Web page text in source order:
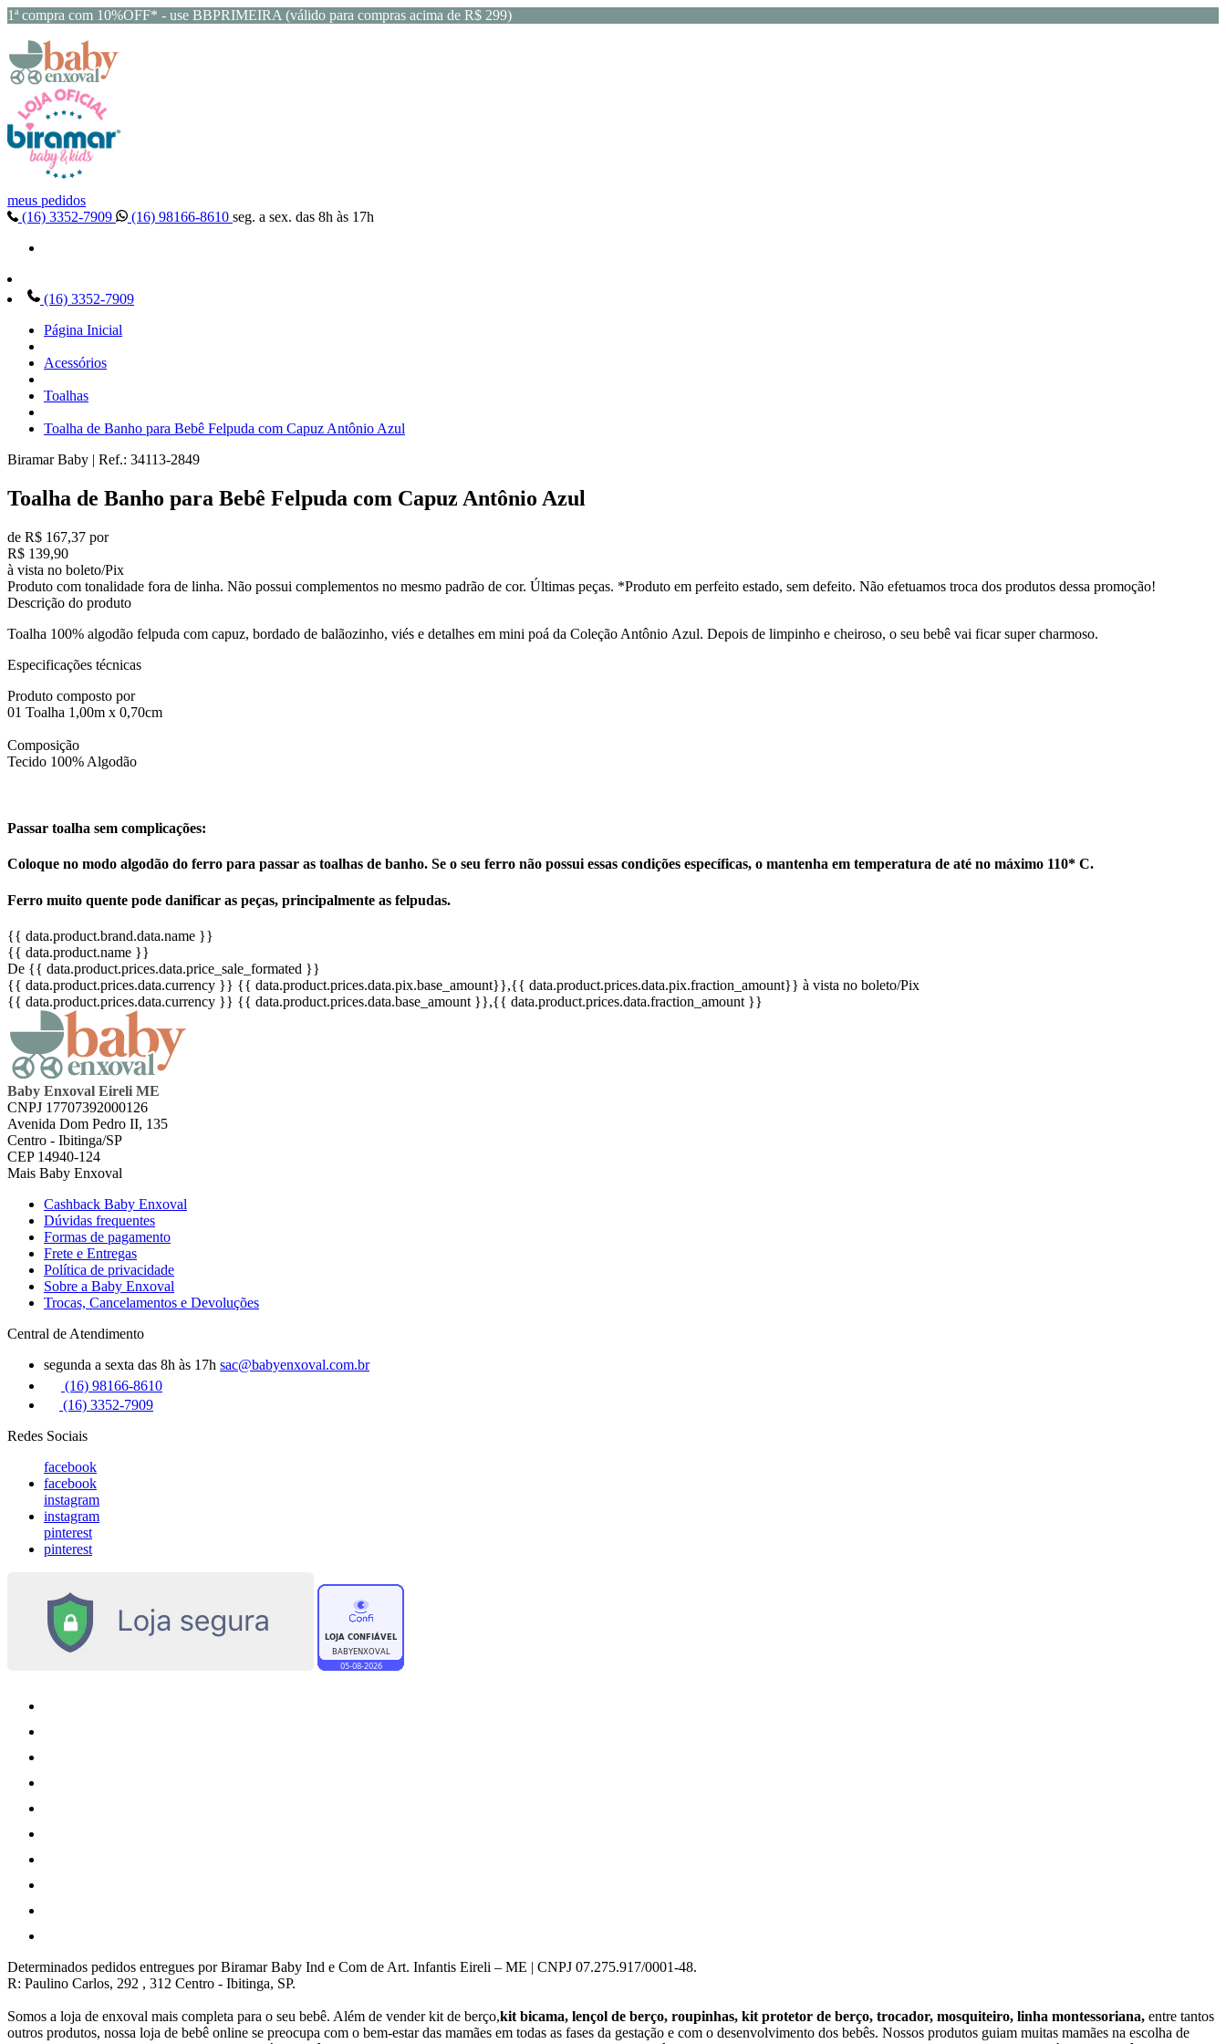
1ª compra com 10%OFF* - use BBPRIMEIRA (válido para compras acima de R$ 299)
meus pedidos
(16) 3352-7909
(16) 98166-8610 seg. a sex. das 8h às 17h
(16) 3352-7909
Página Inicial
Acessórios
Toalhas
Toalha de Banho para Bebê Felpuda com Capuz Antônio Azul
Biramar Baby | Ref.: 34113-2849
Toalha de Banho para Bebê Felpuda com Capuz Antônio Azul
de R$ 167,37 por
R$ 139,90
à vista no boleto/Pix
Produto com tonalidade fora de linha. Não possui complementos no mesmo padrão de cor. Últimas peças. *Produto em perfeito estado, sem defeito. Não efetuamos troca dos produtos dessa promoção!
Descrição do produto
Toalha 100% algodão felpuda com capuz, bordado de balãozinho, viés e detalhes em mini poá da Coleção Antônio Azul. Depois de limpinho e cheiroso, o seu bebê vai ficar super charmoso.
Especificações técnicas
Produto composto por
01 Toalha 1,00m x 0,70cm
Composição
Tecido 100% Algodão
Passar toalha sem complicações:
Coloque no modo algodão do ferro para passar as toalhas de banho. Se o seu ferro não possui essas condições específicas, o mantenha em temperatura de até no máximo 110* C.
Ferro muito quente pode danificar as peças, principalmente as felpudas.
{{ data.product.brand.data.name }}
{{ data.product.name }}
De {{ data.product.prices.data.price_sale_formated }}
{{ data.product.prices.data.currency }} {{ data.product.prices.data.pix.base_amount}},{{ data.product.prices.data.pix.fraction_amount}} à vista no boleto/Pix
{{ data.product.prices.data.currency }} {{ data.product.prices.data.base_amount }},{{ data.product.prices.data.fraction_amount }}
Baby Enxoval Eireli ME
CNPJ 17707392000126
Avenida Dom Pedro II, 135
Centro - Ibitinga/SP
CEP 14940-124
Mais Baby Enxoval
Cashback Baby Enxoval
Dúvidas frequentes
Formas de pagamento
Frete e Entregas
Política de privacidade
Sobre a Baby Enxoval
Trocas, Cancelamentos e Devoluções
Central de Atendimento
segunda a sexta das 8h às 17h sac@babyenxoval.com.br
(16) 98166-8610
(16) 3352-7909
Redes Sociais
facebook
facebook
instagram
instagram
pinterest
pinterest
Determinados pedidos entregues por Biramar Baby Ind e Com de Art. Infantis Eireli – ME | CNPJ 07.275.917/0001-48.
R: Paulino Carlos, 292 , 312 Centro - Ibitinga, SP.
Somos a loja de enxoval mais completa para o seu bebê. Além de vender kit de berço,kit bicama, lençol de berço, roupinhas, kit protetor de berço, trocador, mosquiteiro, linha montessoriana, entre tantos
outros produtos, nossa loja de bebê online se preocupa com o bem-estar das mamães em todas as fases da gestação e com o desenvolvimento dos bebês. Nossos produtos guiam muitas mamães na escolha de